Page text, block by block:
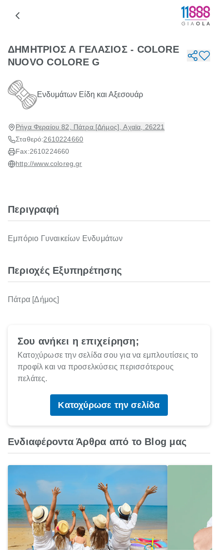
ΔΗΜΗΤΡΙΟΣ Α ΓΕΛΑΣΙΟΣ - COLORE
NUOVO COLORE G
Ενδυμάτων Είδη και Αξεσουάρ
Ρήγα Φεραίου 82, Πάτρα [Δήμος], Αχαϊα, 26221
Σταθερό:2610224660
Fax:2610224660
http://www.coloreg.gr
Περιγραφή
Εμπόριο Γυναικείων Ενδυμάτων
Περιοχές Εξυπηρέτησης
Πάτρα [Δήμος]
Σου ανήκει η επιχείρηση;
Κατοχύρωσε την σελίδα σου για να εμπλουτίσεις το
προφίλ και να προσελκύσεις περισσότερους
πελάτες.
Κατοχύρωσε την σελίδα
Ενδιαφέροντα Άρθρα από το Blog μας